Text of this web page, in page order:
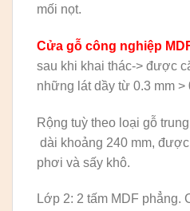
mối nọt.
Cửa gỗ công nghiệp
sau khi khai thác-> được
những lát dầy từ 0.3 mm >
Rộng tuỳ theo loại gỗ
dài khoảng 240 mm,
phơi và sấy khô.
Lớp 2: 2 tấm MDF phẳng.